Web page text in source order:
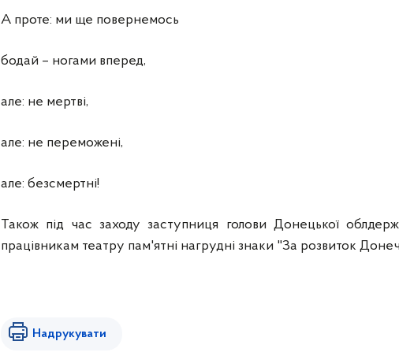
А проте: ми ще повернемось
бодай – ногами вперед,
але: не мертві,
але: не переможені,
але: безсмертні!
Також під час заходу заступниця голови Донецької
працівникам театру пам'ятні нагрудні знаки "За розвиток
Надрукувати